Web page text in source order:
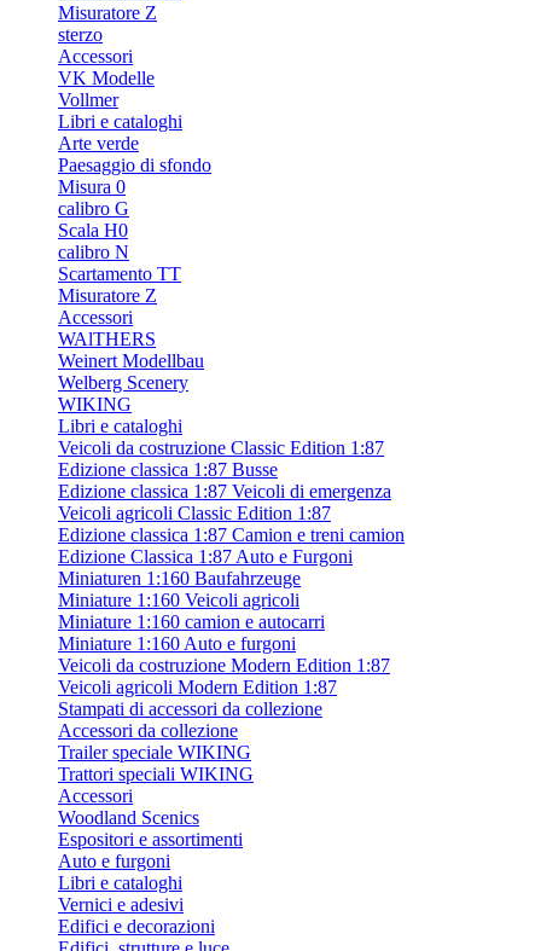
Misuratore Z
sterzo
Accessori
VK Modelle
Vollmer
Libri e cataloghi
Arte verde
Paesaggio di sfondo
Misura 0
calibro G
Scala H0
calibro N
Scartamento TT
Misuratore Z
Accessori
WAlTHERS
Weinert Modellbau
Welberg Scenery
WIKING
Libri e cataloghi
Veicoli da costruzione Classic Edition 1:87
Edizione classica 1:87 Busse
Edizione classica 1:87 Veicoli di emergenza
Veicoli agricoli Classic Edition 1:87
Edizione classica 1:87 Camion e treni camion
Edizione Classica 1:87 Auto e Furgoni
Miniaturen 1:160 Baufahrzeuge
Miniature 1:160 Veicoli agricoli
Miniature 1:160 camion e autocarri
Miniature 1:160 Auto e furgoni
Veicoli da costruzione Modern Edition 1:87
Veicoli agricoli Modern Edition 1:87
Stampati di accessori da collezione
Accessori da collezione
Trailer speciale WIKING
Trattori speciali WIKING
Accessori
Woodland Scenics
Espositori e assortimenti
Auto e furgoni
Libri e cataloghi
Vernici e adesivi
Edifici e decorazioni